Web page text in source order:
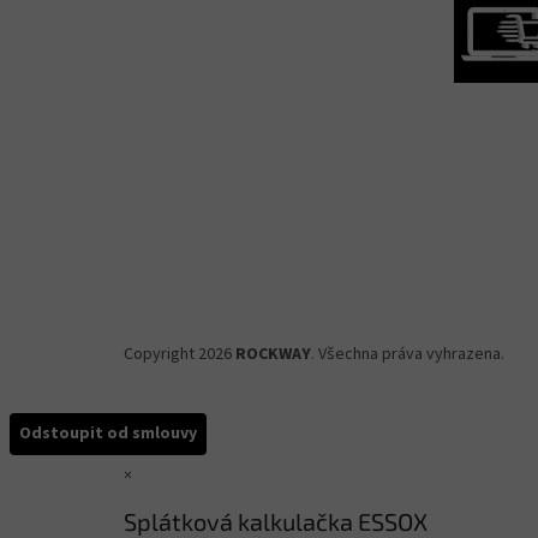
Copyright 2026 ROCKWAY. Všechna práva vyhrazena.
Odstoupit od smlouvy
×
Splátková kalkulačka ESSOX